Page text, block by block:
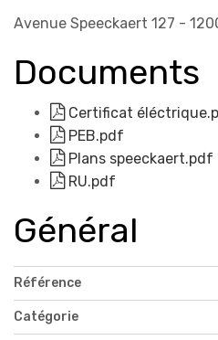
Avenue Speeckaert 127 -
Documents
Certificat
PEB.pdf
Plans speeckaert.pdf
RU.pdf
Général
Référence
Catégorie